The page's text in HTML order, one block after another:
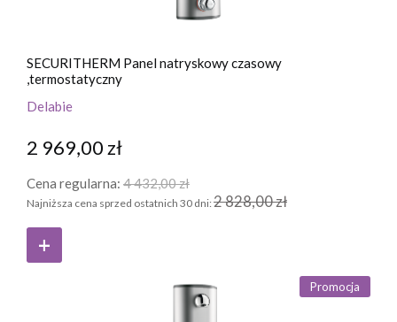
SECURITHERM Panel natryskowy czasowy
,termostatyczny
Delabie
2 969,00 zł
Cena regularna: 4 432,00 zł
Najniższa cena sprzed ostatnich 30 dni: 2 828,00 zł
Promocja